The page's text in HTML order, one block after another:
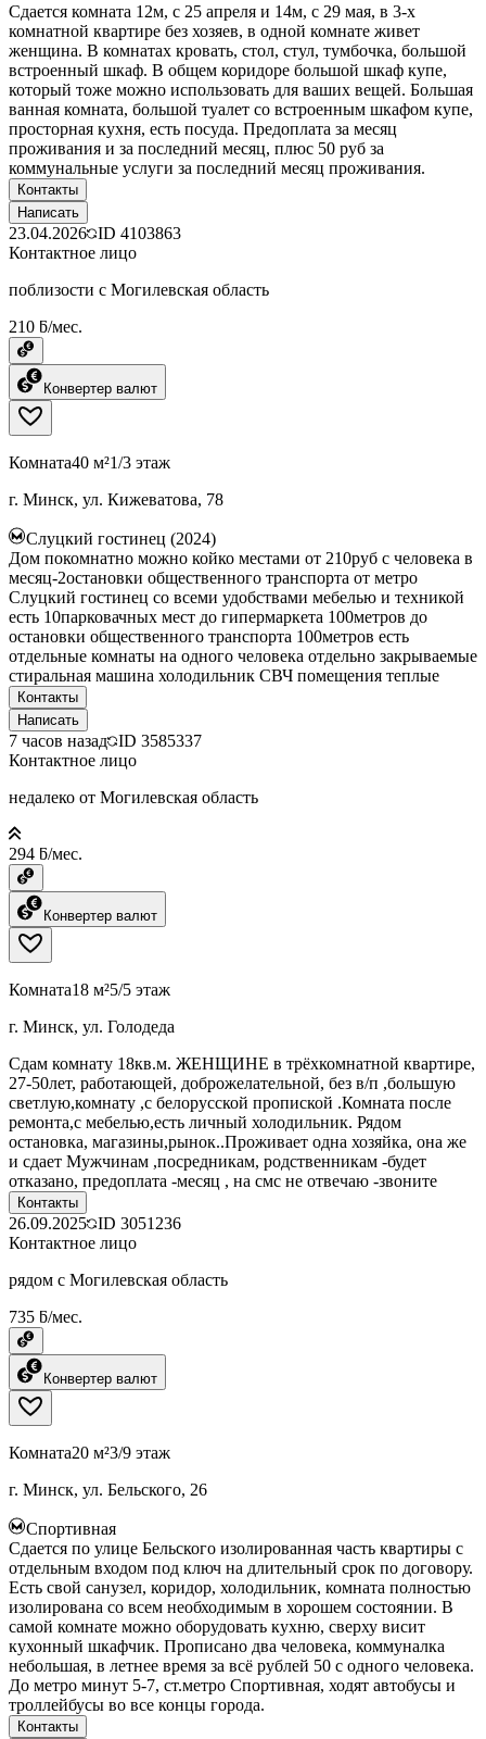
Сдается комната 12м, с 25 апреля и 14м, с 29 мая, в 3-х
комнатной квартире без хозяев, в одной комнате живет
женщина. В комнатах кровать, стол, стул, тумбочка, большой
встроенный шкаф. В общем коридоре большой шкаф купе,
который тоже можно использовать для ваших вещей. Большая
ванная комната, большой туалет со встроенным шкафом купе,
просторная кухня, есть посуда. Предоплата за месяц
проживания и за последний месяц, плюс 50 руб за
коммунальные услуги за последний месяц проживания.
Контакты
Написать
23.04.2026 ID 4103863
Контактное лицо
поблизости с Могилевская область
210 ƃ/мес.
Конвертер валют
Комната40 м²1/3 этаж
г. Минск, ул. Кижеватова, 78
Слуцкий гостинец (2024)
Дом покомнатно можно койко местами от 210руб с человека в
месяц-2остановки общественного транспорта от метро
Слуцкий гостинец со всеми удобствами мебелью и техникой
есть 10парковачных мест до гипермаркета 100метров до
остановки общественного транспорта 100метров есть
отдельные комнаты на одного человека отдельно закрываемые
стиральная машина холодильник СВЧ помещения теплые
Контакты
Написать
7 часов назад ID 3585337
Контактное лицо
недалеко от Могилевская область
294 ƃ/мес.
Конвертер валют
Комната18 м²5/5 этаж
г. Минск, ул. Голодеда
Сдам комнату 18кв.м. ЖЕНЩИНЕ в трёхкомнатной квартире,
27-50лет, работающей, доброжелательной, без в/п ,большую
светлую,комнату ,с белорусской пропиской .Комната после
ремонта,с мебелью,есть личный холодильник. Рядом
остановка, магазины,рынок..Проживает одна хозяйка, она же
и сдает Мужчинам ,посредникам, родственникам -будет
отказано, предоплата -месяц , на смс не отвечаю -звоните
Контакты
26.09.2025 ID 3051236
Контактное лицо
рядом с Могилевская область
735 ƃ/мес.
Конвертер валют
Комната20 м²3/9 этаж
г. Минск, ул. Бельского, 26
Спортивная
Сдается по улице Бельского изолированная часть квартиры с
отдельным входом под ключ на длительный срок по договору.
Есть свой санузел, коридор, холодильник, комната полностью
изолирована со всем необходимым в хорошем состоянии. В
самой комнате можно оборудовать кухню, сверху висит
кухонный шкафчик. Прописано два человека, коммуналка
небольшая, в летнее время за всё рублей 50 с одного человека.
До метро минут 5-7, ст.метро Спортивная, ходят автобусы и
троллейбусы во все концы города.
Контакты